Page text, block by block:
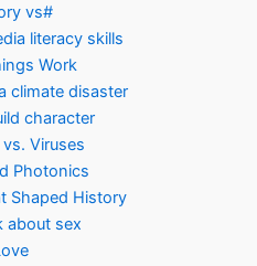
vs#
literacy skills
Work
climate disaster
character
Viruses
Photonics
Shaped History
about sex